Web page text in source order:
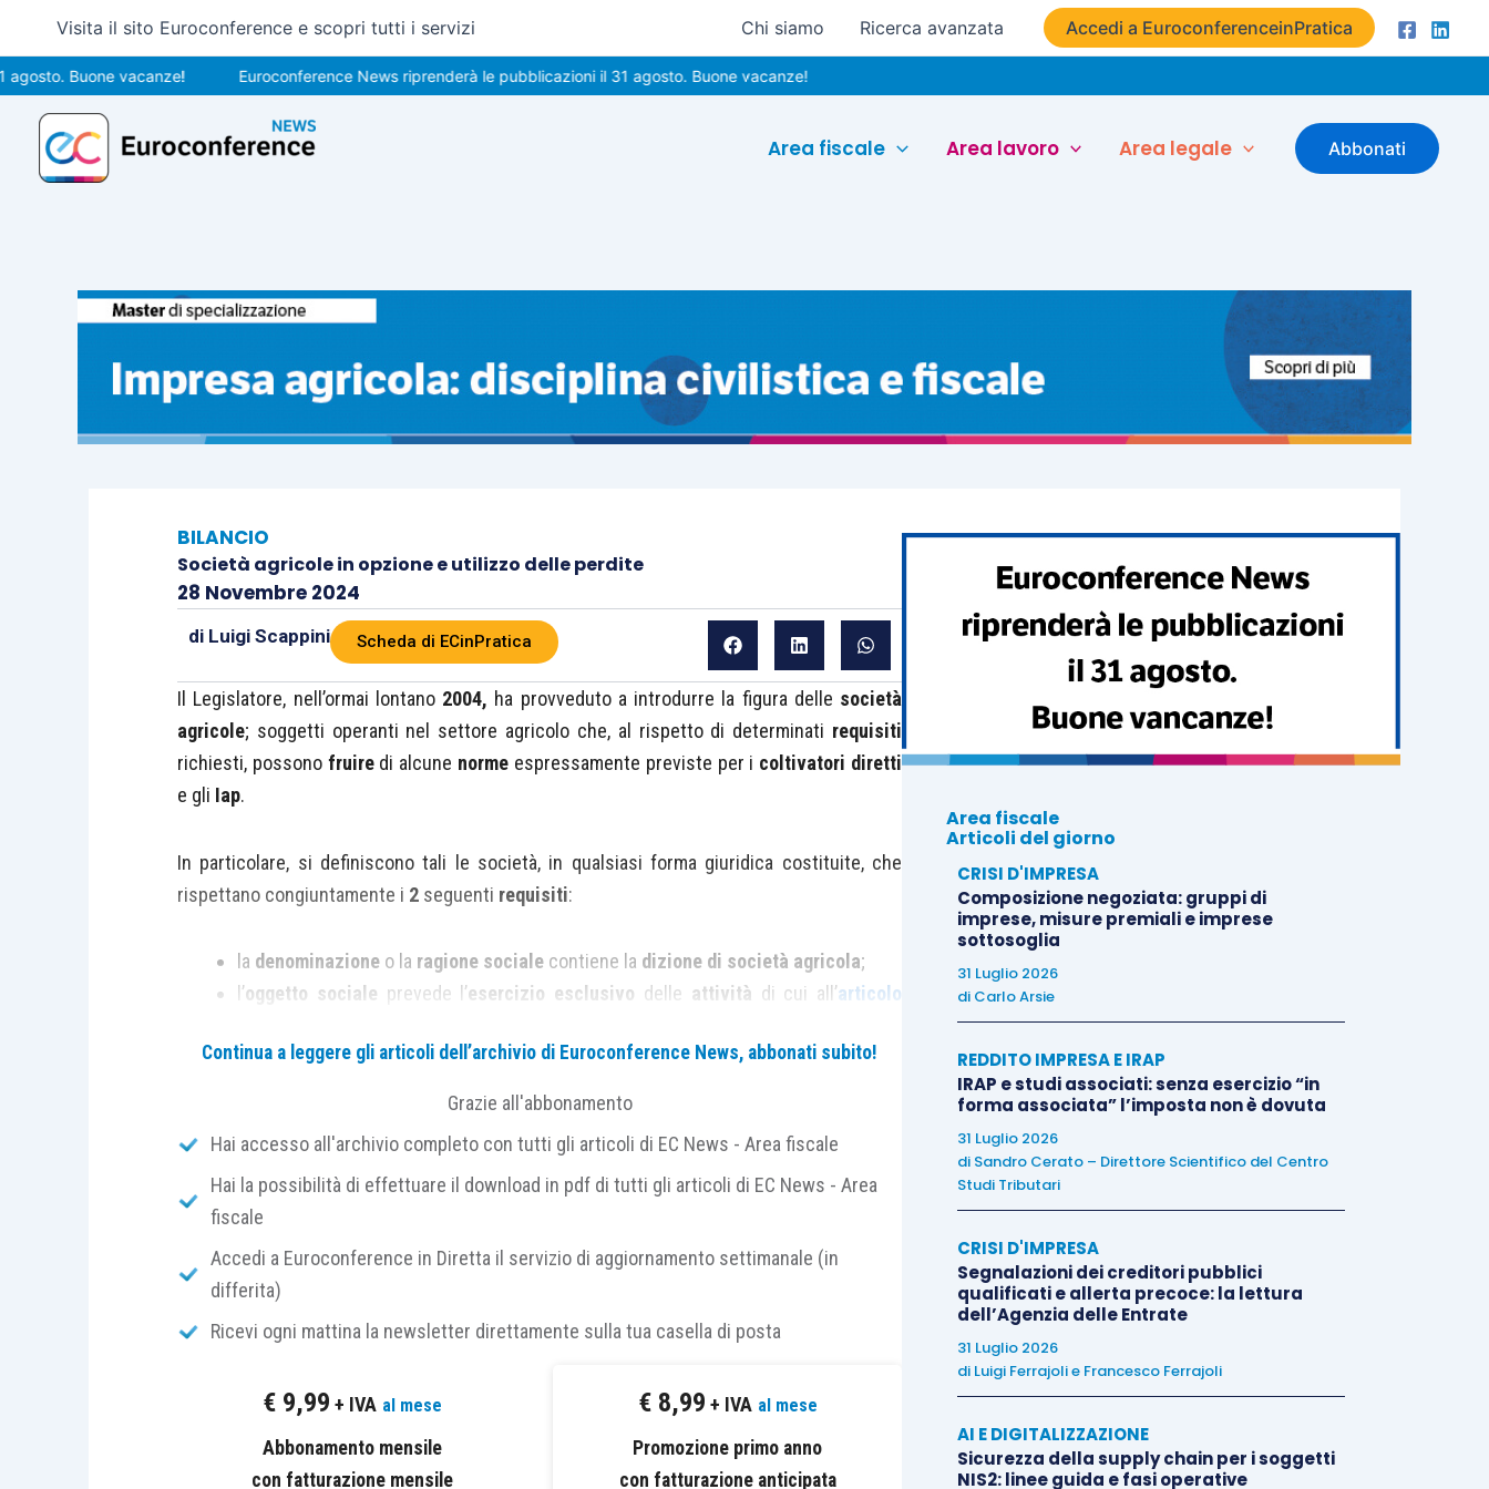
contenuto
Visita il sito Euroconference e scopri tutti i servizi Chi siamo Ricerca avanzata Accedi a EuroconferenceinPratica
Buone vacanze! Euroconference News riprenderà le pubblicazioni il 31 agosto. Buone vacanze!
Area fiscale Area lavoro Area legale Abbonati
BILANCIO
Società agricole in opzione e utilizzo delle perdite
28 Novembre 2024
di Luigi Scappini Scheda di ECinPratica
Il Legislatore, nell’ormai lontano 2004, ha provveduto a introdurre la figura delle società
agricole; soggetti operanti nel settore agricolo che, al rispetto di determinati requisiti
richiesti, possono fruiredi alcune norme espressamente previste per i coltivatori diretti
e gli Iap.
In particolare, si definiscono tali le società, in qualsiasi forma giuridica costituite, che
rispettano congiuntamente i 2 seguenti requisiti:
la denominazione o la ragione sociale contiene la dizione di società agricola;
l’oggetto sociale prevede l’esercizio esclusivo delle attività di cui all’articolo
di animalie le attività connesse, queste ultime tipizzate (ovverosia quelle previste
articolo 2135, cod. civ.
Da un punto di vista dellafiscalità diretta, è necessario differenziarein quanto le
società semplici, per definizione, dichiaranosempreunreddito agrario, salvo, ovviamente,
il
superamento dei parametri fiscali
esercitabili in maniera intensiva (allevamento di animali e coltivazioni in serra), nonché
per quelle la cui
capitali(Srl, Spa, Sapa e coop), per le quali, a decorrere dalla L. 662/1996, il
prodotto èsemprediimpresa
Continua a leggere gli articoli dell’archivio di Euroconference News, abbonati subito!
Grazie all'abbonamento
Hai accesso all'archivio completo con tutti gli articoli di EC News - Area fiscale
Hai la possibilità di effettuare il download in pdf di tutti gli articoli di EC News - Area
fiscale
Accedi a Euroconference in Diretta il servizio di aggiornamento settimanale (in
differita)
Ricevi ogni mattina la newsletter direttamente sulla tua casella di posta
€ 9,99 + IVA al mese
Abbonamento mensile
con fatturazione mensile
€ 8,99 + IVA al mese
Promozione primo anno
con fatturazione anticipata
Area fiscale
Articoli del giorno
CRISI D'IMPRESA
Composizione negoziata: gruppi di
imprese, misure premiali e imprese
sottosoglia
31 Luglio 2026
di Carlo Arsie
REDDITO IMPRESA E IRAP
IRAP e studi associati: senza esercizio “in
forma associata” l’imposta non è dovuta
31 Luglio 2026
di Sandro Cerato – Direttore Scientifico del Centro
Studi Tributari
CRISI D'IMPRESA
Segnalazioni dei creditori pubblici
qualificati e allerta precoce: la lettura
dell’Agenzia delle Entrate
31 Luglio 2026
di Luigi Ferrajolie Francesco Ferrajoli
AI E DIGITALIZZAZIONE
Sicurezza della supply chain per i soggetti
NIS2: linee guida e fasi operative